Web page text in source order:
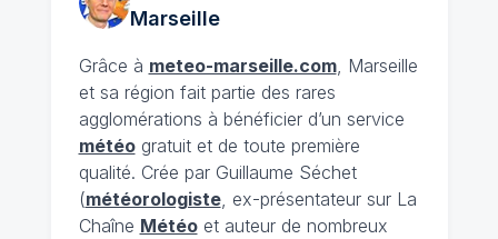
Marseille
Grâce à meteo-marseille.com, Marseille
et sa région fait partie des rares
agglomérations à bénéficier d’un service
météogratuit et de toute première
qualité. Crée par Guillaume Séchet
(météorologiste, ex-présentateur sur La
Chaîne Météoet auteur de nombreux